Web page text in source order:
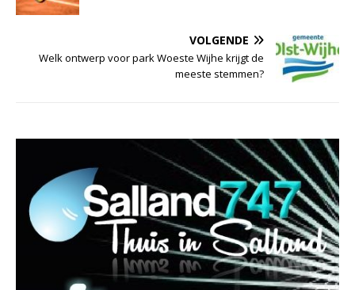
VOLGENDE
Welk ontwerp voor park Woeste Wijhe krijgt de
meeste stemmen?